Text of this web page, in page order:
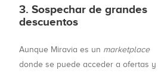
3. Sospechar de grandes
descuentos
Aunque Miravia es un marketplace
donde se puede acceder a ofertas y